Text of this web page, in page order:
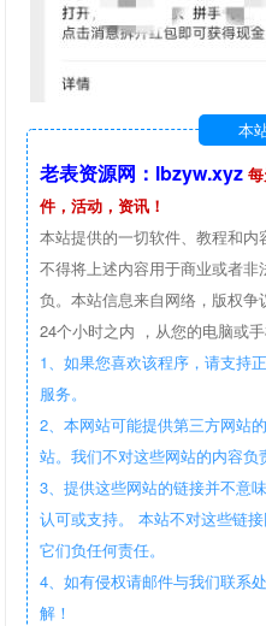
本
老表资源网：lbzyw.xyz
件，活动，资讯！
本站提供的一切软件、教程和内
不得将上述内容用于商业或者
负。本站信息来自网络，版权
24个小时之内 ，从您的电脑或
1、如果您喜欢该程序，请支持
服务。
2、本网站可能提供第三方网站
站。我们不对这些网站的内容负
3、提供这些网站的链接并不意
认可或支持。 本站不对这些链
它们负任何责任。
4、如有侵权请邮件与我们联系
解！